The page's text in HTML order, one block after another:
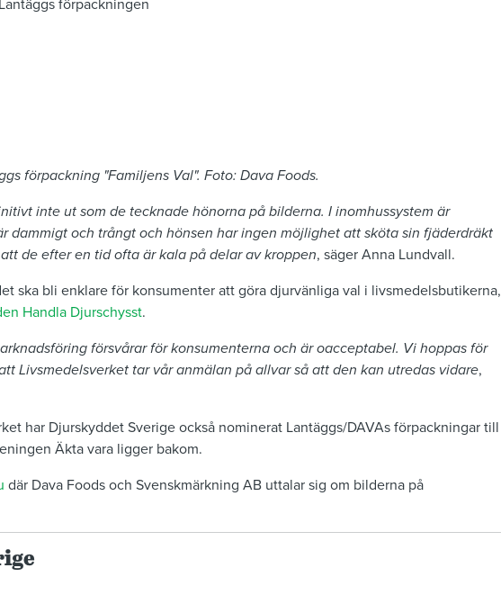
förpackning "Familjens Val". Foto: Dava Foods.
inte ut som de tecknade hönorna på bilderna. I inomhussystem är
dammigt och trångt och hönsen har ingen möjlighet att sköta sin fjäderdräkt
de efter en tid ofta är kala på delar av kroppen, säger Anna Lundvall.
ska bli enklare för konsumenter att göra djurvänliga val i livsmedelsbutikerna,
Handla Djurschysst.
försvårar för konsumenterna och är oacceptabel. Vi hoppas för
Livsmedelsverket tar vår anmälan på allvar så att den kan utredas vidare,
har Djurskyddet Sverige också nominerat Lantäggs/DAVAs förpackningar till
Äkta vara ligger bakom.
där Dava Foods och Svenskmärkning AB uttalar sig om bilderna på